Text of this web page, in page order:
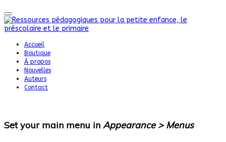
Accueil
Boutique
À propos
Nouvelles
Auteurs
Contact
Set your main menu in Appearance > Menus